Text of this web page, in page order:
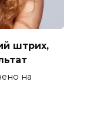
штрих,
на